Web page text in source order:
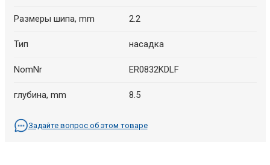
Размеры шипа, mm 2.2
Тип насадка
NomNr ER0832KDLF
глубина, mm 8.5
Задайте вопрос об этом товаре